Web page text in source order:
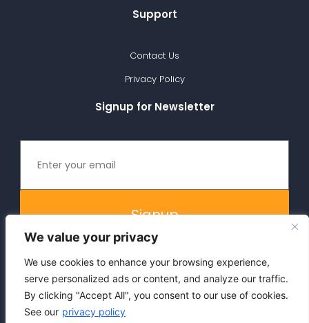
We value your privacy
We use cookies to enhance your browsing experience,
serve personalized ads or content, and analyze our traffic.
By clicking "Accept All", you consent to our use of cookies.
See our privacy policy
Support
Contact Us
Privacy Policy
Signup for Newsletter
Signup